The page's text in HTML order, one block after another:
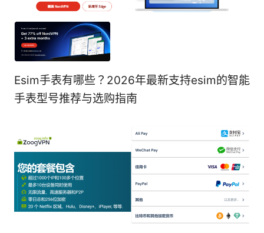
Esim手表有哪些？2026年最新支持esim的智能
手表型号推荐与选购指南